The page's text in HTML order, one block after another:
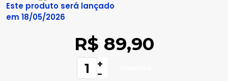
Este produto será lançado
em 18/05/2026
R$ 89,90
+
-